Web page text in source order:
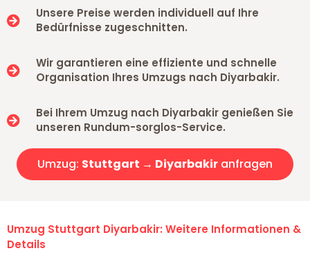
Unsere Preise werden individuell auf Ihre
Bedürfnisse zugeschnitten.
Wir garantieren eine effiziente und schnelle
Organisation Ihres Umzugs nach Diyarbakir.
Bei Ihrem Umzug nach Diyarbakir genießen Sie
unseren Rundum-sorglos-Service.
Umzug: Stuttgart → Diyarbakir anfragen
Umzug Stuttgart Diyarbakir: Weitere Informationen &
Details